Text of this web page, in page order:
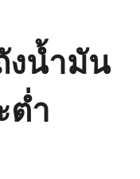
งน้ำมัน
ต่ำ